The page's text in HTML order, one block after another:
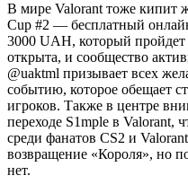
В мире Valorant тоже кипит
Cup #2 — бесплатный
3000 UAH, который
открыта, и сообщество
@uaktml призывает всех
событию, которое обещает
игроков. Также в центре
переходе S1mple в Valorant,
среди фанатов CS2 и
возвращение «Короля», но
нет.